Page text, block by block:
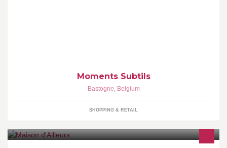
Moments Subtils
Bastogne, Belgium
SHOPPING & RETAIL